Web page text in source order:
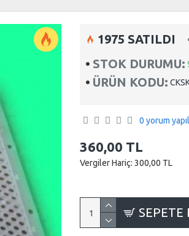
STOK DURUMU:
ÜRÜN KODU:
1975 SATILDI
0 yorum
360,00 TL
Vergiler Hariç: 300,00 TL
SEPETE